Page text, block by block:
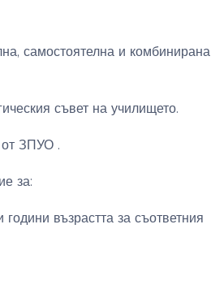
самостоятелна и комбинирана
съвет на училището.
от ЗПУО .
за:
възрастта за съответния